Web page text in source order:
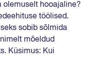
olemuselt hooajaline?
töölised.
sobib sõlmida
mõeldud
Küsimus: Kui